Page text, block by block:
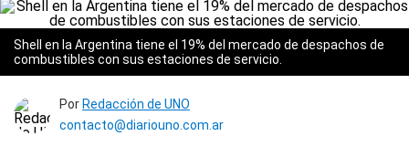
Shell en la Argentina tiene el 19% del mercado de despachos de
combustibles con sus estaciones de servicio.
Por Redacción de UNO
contacto@diariouno.com.ar